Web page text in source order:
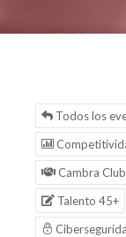
Todos los
Cambra Club
Talento 45+